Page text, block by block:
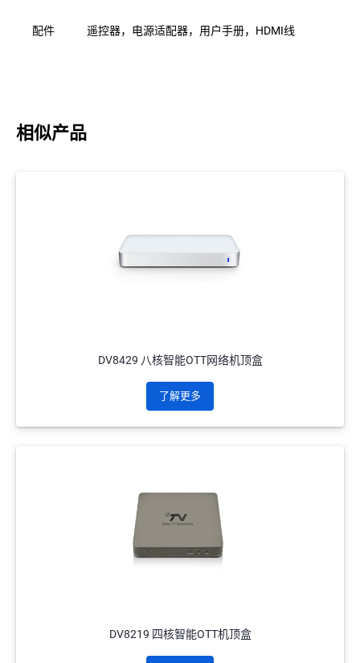
配件 遥控器，电源适配器，用户手册，HDMI线
相似产品
DV8429 八核智能OTT网络机顶盒
了解更多
DV8219 四核智能OTT机顶盒